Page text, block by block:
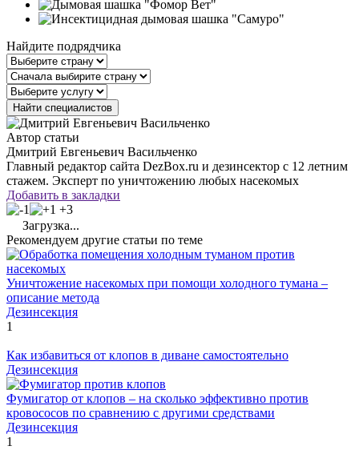
Найдите подрядчика
Автор статьи
Дмитрий Евгеньевич Васильченко
Главный редактор сайта DezBox.ru и дезинсектор с 12 летним
стажем. Эксперт по уничтожению любых насекомых
Добавить в закладки
+3
Загрузка...
Рекомендуем другие статьи по теме
Уничтожение насекомых при помощи холодного тумана –
описание метода
Дезинсекция
1
Как избавиться от клопов в диване самостоятельно
Дезинсекция
Фумигатор от клопов – на сколько эффективно против
кровососов по сравнению с другими средствами
Дезинсекция
1